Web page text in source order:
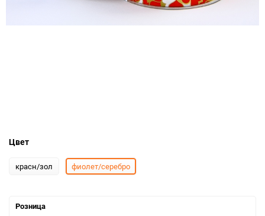
Цвет
красн/зол фиолет/серебро
Розница